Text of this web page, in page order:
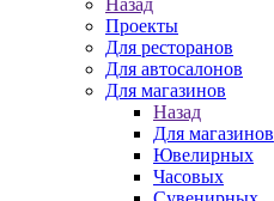
Назад
Проекты
Для ресторанов
Для автосалонов
Для магазинов
Назад
Для магазинов
Ювелирных
Часовых